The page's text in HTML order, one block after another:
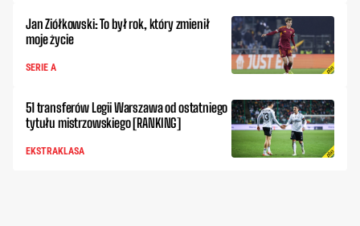
Jan Ziółkowski: To był rok, który zmienił
moje życie
SERIE A
51 transferów Legii Warszawa od ostatniego
tytułu mistrzowskiego [RANKING]
EKSTRAKLASA